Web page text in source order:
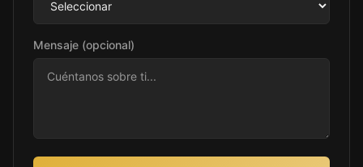
Mensaje (opcional)